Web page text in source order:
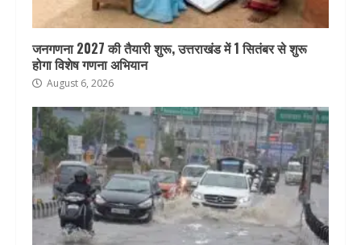
जनगणना 2027 की तैयारी शुरू, उत्तराखंड में 1 सितंबर से शुरू
होगा विशेष गणना अभियान
August 6, 2026